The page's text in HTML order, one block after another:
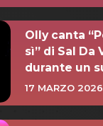
Olly canta
sì” di Sal Da
durante un
17 MARZO 2026